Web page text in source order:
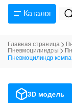
Каталог
Главная страница
Пневмоцилиндры
Пневмоцилиндр
3D модель